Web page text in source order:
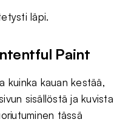
läpi.
Paint
kuinka kauan kestää,
sisällöstä ja kuvista
tässä